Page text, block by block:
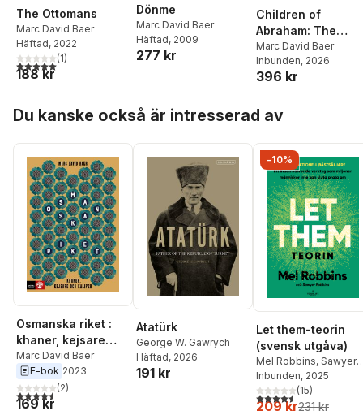
The Ottomans
Marc David Baer
Häftad, 2022
5,0utav 5 stjärnor. Totalt antal röster:
(1)
188 kr
Dönme
Marc David Baer
Häftad, 2009
277 kr
Children of
Abraham: The
1,400-Year
of Jewish-Muslim
Relations
Marc David Baer
Inbunden, 2026
396 kr
Du kanske också är intresserad av
Osmanska riket :
khaner, kejsare
och kalifer
Marc David Baer
E-bok 2023
4,5utav 5 stjärnor. Totalt antal röster:
(2)
169 kr
Atatürk
George W. Gawrych
Häftad, 2026
191 kr
-10%
Let them-teorin
(svensk utgåva)
Mel Robbins, Sawyer
Robbins
Inbunden, 2025
4,5utav 5 stjärnor.
(15)
209 kr231 kr